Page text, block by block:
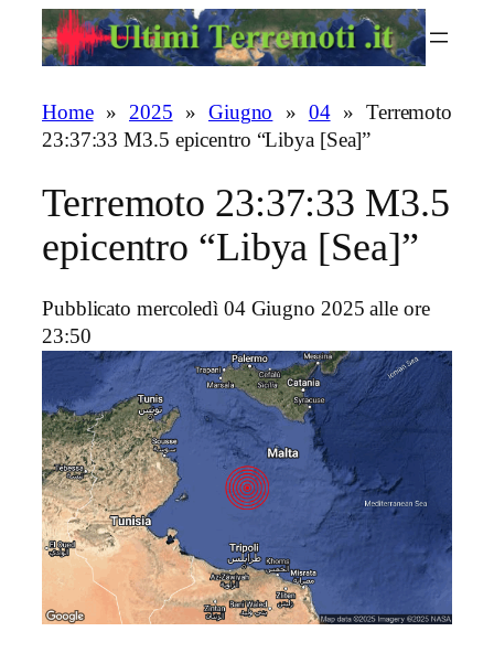
Home» 2025 » Giugno » 04» Terremoto
23:37:33 M3.5 epicentro “Libya [Sea]”
Terremoto 23:37:33 M3.5
epicentro “Libya [Sea]”
Pubblicato mercoledì 04 Giugno 2025 alle ore
23:50